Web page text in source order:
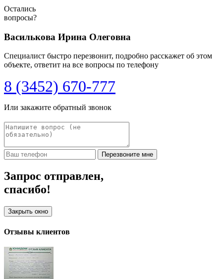
Остались
вопросы?
Василькова Ирина Олеговна
Специалист быстро перезвонит, подробно расскажет об этом
объекте, ответит на все вопросы по телефону
8 (3452) 670-777
Или закажите обратный звонок
Перезвоните мне
Запрос отправлен,
спасибо!
Закрыть окно
Отзывы клиентов